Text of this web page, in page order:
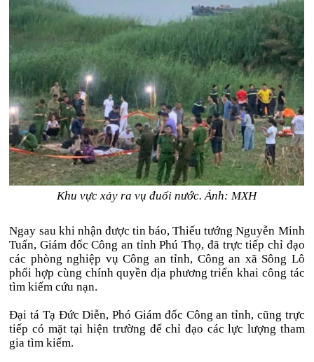
Khu vực xảy ra vụ đuối nước. Ảnh: MXH
Ngay sau khi nhận được tin báo, Thiếu tướng Nguyễn Minh
Tuấn, Giám đốc Công an tỉnh Phú Thọ, đã trực tiếp chỉ đạo
các phòng nghiệp vụ Công an tỉnh, Công an xã Sông Lô
phối hợp cùng chính quyền địa phương triển khai công tác
tìm kiếm cứu nạn.
Đại tá Tạ Đức Diễn, Phó Giám đốc Công an tỉnh, cũng trực
tiếp có mặt tại hiện trường để chỉ đạo các lực lượng tham
gia tìm kiếm.